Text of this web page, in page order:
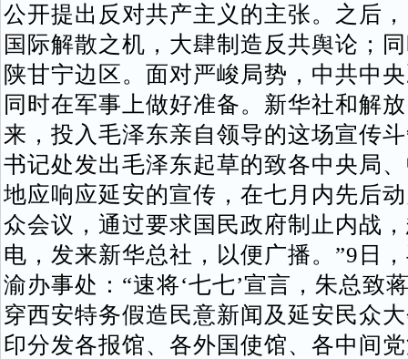
公开提出反对共产主义的主张。之后
国际解散之机，大肆制造反共舆论；
陕甘宁边区。面对严峻局势，中共中
同时在军事上做好准备。新华社和解
来，投入毛泽东亲自领导的这场宣传
书记处发出毛泽东起草的致各中央局
地应响应延安的宣传，在七月内先后
众会议，通过要求国民政府制止内战
电，发来新华总社，以便广播。”9日
渝办事处：“速将‘七七’宣言，朱总致
穿西安特务假造民意新闻及延安民众
印分发各报馆、各外国使馆、各中间